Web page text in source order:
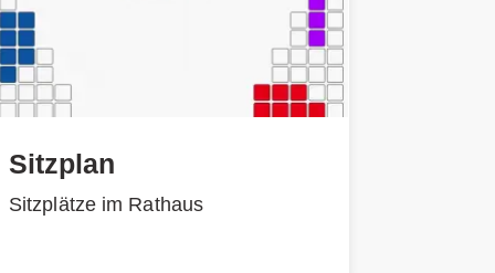
Sitzplan
Sitzplätze im Rathaus